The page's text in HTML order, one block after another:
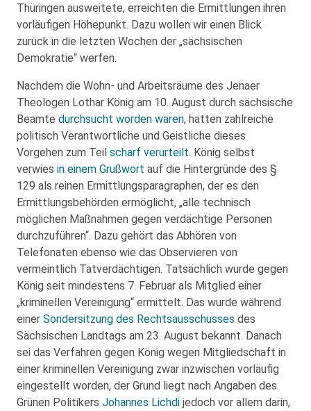
Thüringen ausweitete, erreichten die Ermittlungen ihren
vorläufigen Höhepunkt. Dazu wollen wir einen Blick
zurück in die letzten Wochen der „sächsischen
Demokratie“ werfen.
Nachdem die Wohn- und Arbeitsräume des Jenaer
Theologen Lothar König am 10. August durch sächsische
Beamte durchsucht worden waren, hatten zahlreiche
politisch Verantwortliche und Geistliche dieses
Vorgehen zum Teil scharf verurteilt. König selbst
verwies in einem Grußwort auf die Hintergründe des §
129 als reinen Ermittlungsparagraphen, der es den
Ermittlungsbehörden ermöglicht, „alle technisch
möglichen Maßnahmen gegen verdächtige Personen
durchzuführen“. Dazu gehört das Abhören von
Telefonaten ebenso wie das Observieren von
vermeintlich Tatverdächtigen. Tatsächlich wurde gegen
König seit mindestens 7. Februar als Mitglied einer
„kriminellen Vereinigung“ ermittelt. Das wurde während
einer Sondersitzung des Rechtsausschusses des
Sächsischen Landtags am 23. August bekannt. Danach
sei das Verfahren gegen König wegen Mitgliedschaft in
einer kriminellen Vereinigung zwar inzwischen vorläufig
eingestellt worden, der Grund liegt nach Angaben des
Grünen Politikers Johannes Lichdi jedoch vor allem darin,